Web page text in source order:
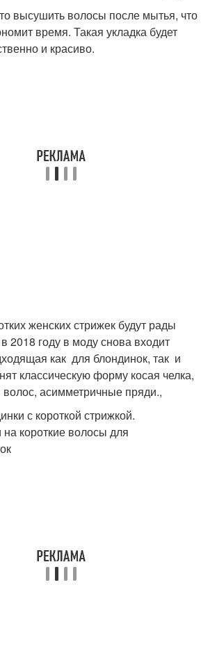
высушить волосы после мытья, что
время. Такая укладка будет
и красиво.
женских стрижек будут рады
2018 году в моду снова входит
как для блондинок, так и
классическую форму косая челка,
асимметричные пряди.,